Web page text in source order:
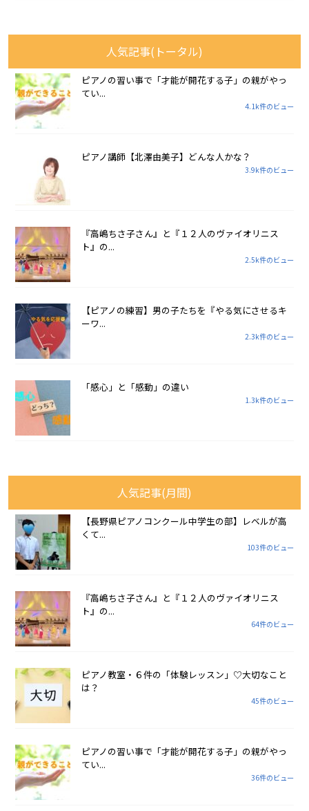
人気記事(トータル)
ピアノの習い事で「才能が開花する子」の親がやっ
てい...
4.1k件のビュー
ピアノ講師【北澤由美子】どんな人かな？
3.9k件のビュー
『高嶋ちさ子さん』と『１２人のヴァイオリニス
ト』の...
2.5k件のビュー
【ピアノの練習】男の子たちを『やる気にさせるキ
ーワ...
2.3k件のビュー
「感心」と「感動」の違い
1.3k件のビュー
人気記事(月間)
【長野県ピアノコンクール中学生の部】レベルが高
くて...
103件のビュー
『高嶋ちさ子さん』と『１２人のヴァイオリニス
ト』の...
64件のビュー
ピアノ教室・６件の「体験レッスン」♡大切なこと
は？
45件のビュー
ピアノの習い事で「才能が開花する子」の親がやっ
てい...
36件のビュー